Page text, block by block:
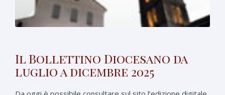
Il Bollettino Diocesano da
luglio a dicembre 2025